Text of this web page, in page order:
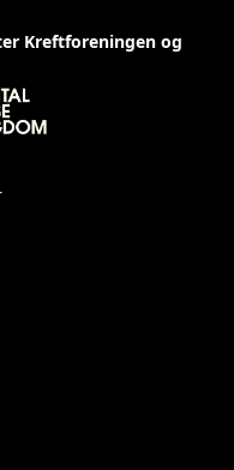
Kreftforeningen og